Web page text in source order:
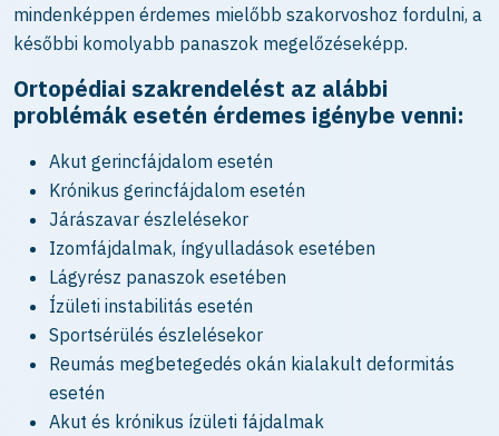
mindenképpen érdemes mielőbb szakorvoshoz fordulni, a
későbbi komolyabb panaszok megelőzéseképp.
Ortopédiai szakrendelést az alábbi
problémák esetén érdemes igénybe venni:
Akut gerincfájdalom esetén
Krónikus gerincfájdalom esetén
Járászavar észlelésekor
Izomfájdalmak, íngyulladások esetében
Lágyrész panaszok esetében
Ízületi instabilitás esetén
Sportsérülés észlelésekor
Reumás megbetegedés okán kialakult deformitás
esetén
Akut és krónikus ízületi fájdalmak